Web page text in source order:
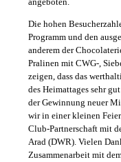
Die hohen
Programm und den
anderem der
Pralinen mit CWG-,
zeigen, dass das
des Heimattages sehr
der Gewinnung neuer
wir in einer kleinen
Club-Partnerschaft mit
Arad (DWR). Vielen
Zusammenarbeit mit